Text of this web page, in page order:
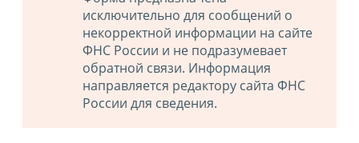
исключительно для сообщений о
некорректной информации на сайте
ФНС России и не подразумевает
обратной связи. Информация
направляется редактору сайта ФНС
России для сведения.